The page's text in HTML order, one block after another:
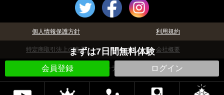
まずは7日間無料体験
会員登録 ログイン
個人情報保護方針 利用規約
特定商取引法上の表示 会社概要
©パチテレ！